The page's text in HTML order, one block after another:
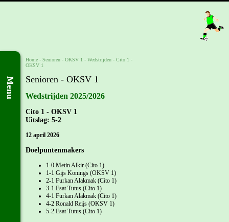
Menu
Home - Senioren - OKSV 1 - Wedstrijden - Cito 1 -
OKSV 1
Senioren - OKSV 1
Wedstrijden 2025/2026
Cito 1 - OKSV 1
Uitslag: 5-2
12 april 2026
Doelpuntenmakers
1-0 Metin Alkir (Cito 1)
1-1 Gijs Konings (OKSV 1)
2-1 Furkan Alakmak (Cito 1)
3-1 Esat Tutus (Cito 1)
4-1 Furkan Alakmak (Cito 1)
4-2 Ronald Reijs (OKSV 1)
5-2 Esat Tutus (Cito 1)